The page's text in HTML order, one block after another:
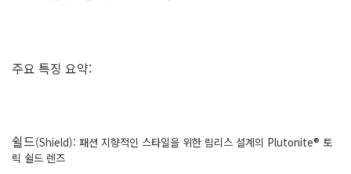
주요 특징 요약:
쉴드(Shield): 패션 지향적인 스타일을 위한 림리스 설계의 Plutonite® 토
릭 쉴드 렌즈